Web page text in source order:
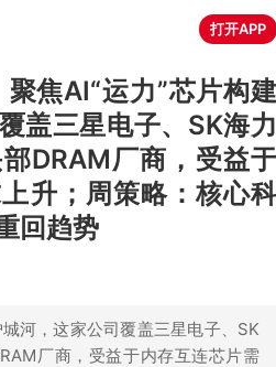
打开APP
聚焦AI“运力”芯片构建
盖三星电子、SK海力
DRAM厂商，受益于
升；周策略：核心科
回趋势
河，这家公司覆盖三星电子、SK
厂商，受益于内存互连芯片需